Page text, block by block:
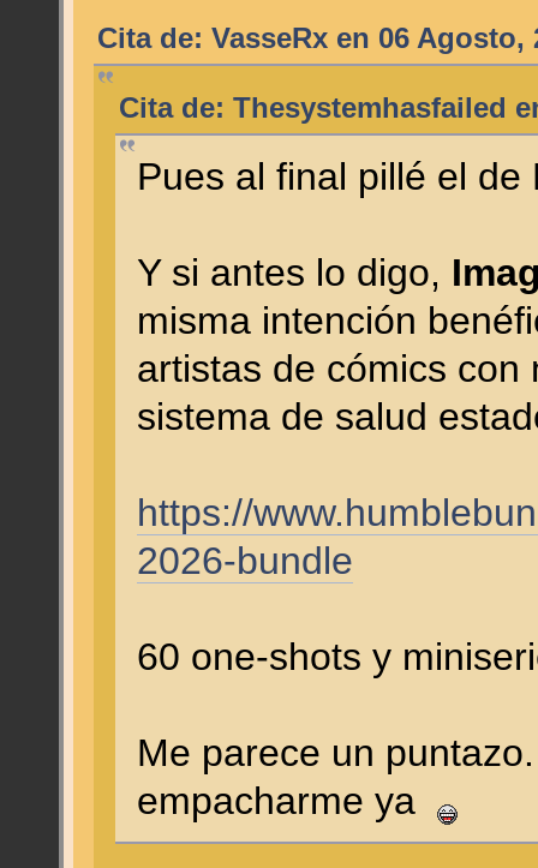
Cita de: VasseRx en 06 Agosto,
Cita de: Thesystemhasfailed
Pues al final pillé el de
Y si antes lo digo,
misma intención
artistas de cómics con
sistema de salud
https://
2026-bundle
60 one-shots y
Me parece un
empacharme ya